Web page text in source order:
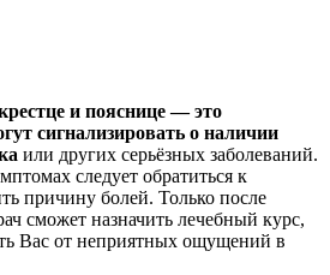
и пояснице — это
сигнализировать о наличии
или других серьёзных заболеваний.
следует обратиться к
причину болей. Только после
сможет назначить лечебный курс,
Вас от неприятных ощущений в